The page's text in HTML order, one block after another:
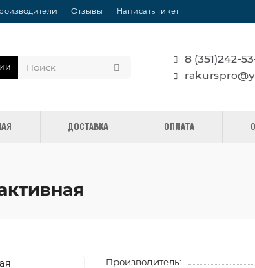
Отзывы Написать тикет
8 (351)242-
ДОСТАВКА ОПЛАТА
Производитель: